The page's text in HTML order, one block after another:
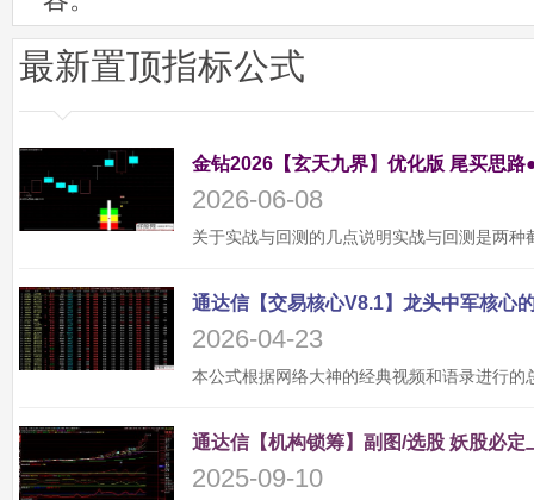
最新置顶指标公式
金钻2026【玄天九界】优化版 尾买思
2026-06-08
2026-04-23
2025-09-10